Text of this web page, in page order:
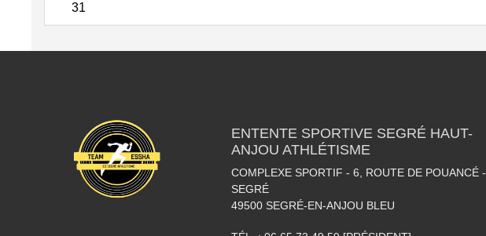
31
ENTENTE SPORTIVE SEGRÉ HAUT-
ANJOU ATHLÉTISME
COMPLEXE SPORTIF - 6, ROUTE DE POUANCÉ -
SEGRÉ
49500 SEGRÉ-EN-ANJOU BLEU